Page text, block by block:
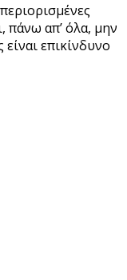
πάνω απ’ όλα, μην
επικίνδυνο